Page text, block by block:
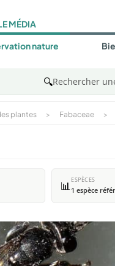
MÉDIA
nature
🔍Rechercher
plantes > Fabaceae >
📊 ESPÈCES
1 espèce